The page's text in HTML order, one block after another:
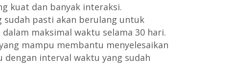
kuat dan banyak interaksi.
sudah pasti akan berulang untuk
maksimal waktu selama 30 hari.
mampu membantu menyelesaikan
dengan interval waktu yang sudah